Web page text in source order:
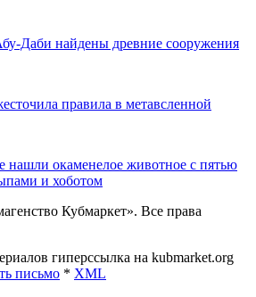
Даби найдены древние сооружения
правила в метавсленной
нашли окаменелое животное с пятью
и хоботом
Кубмаркет». Все права
гиперссылка на kubmarket.org
письмо * XML